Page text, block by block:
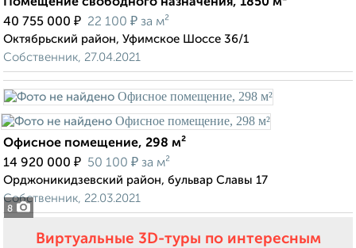
Помещение свободного назначения, 1850 м²
40 755 000 ₽ 22 100 ₽ за м²
Октябрьский район, Уфимское Шоссе 36/1
Собственник, 27.04.2021
8
Офисное помещение, 298 м²
14 920 000 ₽ 50 100 ₽ за м²
Орджоникидзевский район, бульвар Славы 17
Собственник, 22.03.2021
Виртуальные 3D-туры по интересным